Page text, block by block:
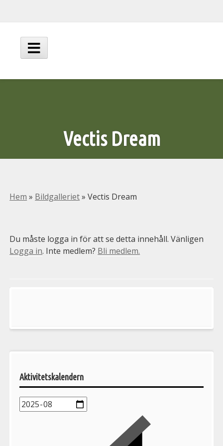
innehåll
Huvudmeny
Vectis Dream
Hem » Bildgalleriet»Vectis Dream
Du måste logga in för att se detta innehåll. Vänligen
Logga in. Inte medlem? Bli medlem.
aktiviteter
Aktivitetskalendern